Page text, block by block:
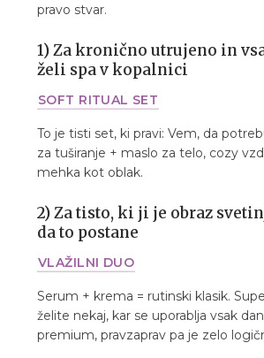
pravo stvar.
1) Za kronično utrujeno in
želi spa v kopalnici
SOFT RITUAL SET
To je tisti set, ki pravi: Vem, da
za tuširanje + maslo za telo, cozy
mehka kot oblak.
2) Za tisto, ki ji je obraz
da to postane
VLAŽILNI DUO
Serum + krema = rutinski klasik.
želite nekaj, kar se uporablja vsak
premium, pravzaprav pa je zelo